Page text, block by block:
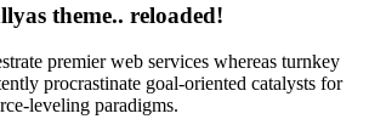
theme.. reloaded!
premier web services whereas turnkey
procrastinate goal-oriented catalysts for
leveling paradigms.